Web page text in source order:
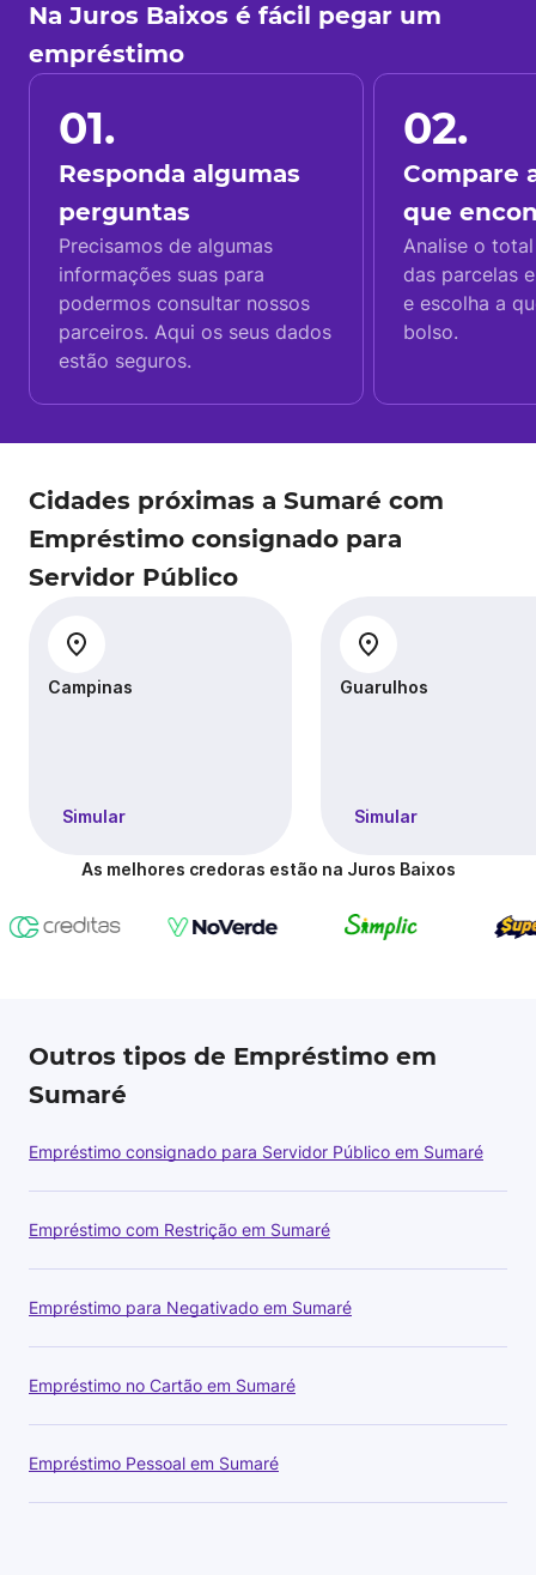
Na Juros Baixos é fácil pegar um
empréstimo
01.
Responda algumas
perguntas
Precisamos de algumas
informações suas para
podermos consultar nossos
parceiros. Aqui os seus dados
estão seguros.
02.
Compare
que
Analise o
das parcelas
e escolha a
bolso.
Cidades próximas a Sumaré com
Empréstimo consignado para
Servidor Público
Campinas
Simular
Guarulhos
Simular
As melhores credoras estão na Juros Baixos
Outros tipos de Empréstimo em
Sumaré
Empréstimo consignado para Servidor Público em Sumaré
Empréstimo com Restrição em Sumaré
Empréstimo para Negativado em Sumaré
Empréstimo no Cartão em Sumaré
Empréstimo Pessoal em Sumaré